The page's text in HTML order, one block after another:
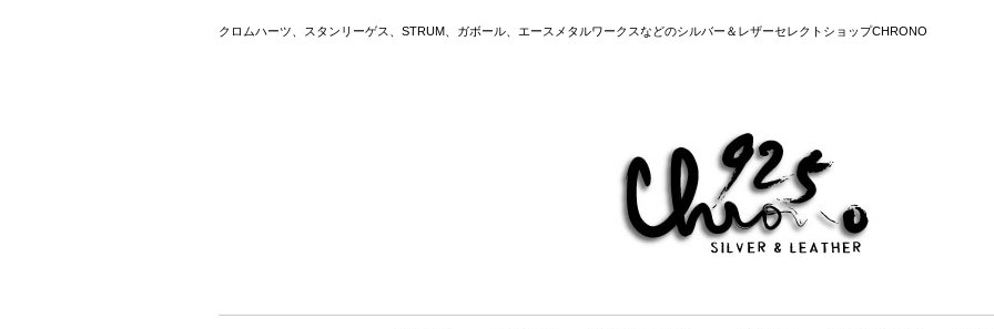
クロムハーツ、スタンリーゲス、STRUM、ガボール、エースメタルワークスなどのシルバー＆レザーセレクトショップCHRONO